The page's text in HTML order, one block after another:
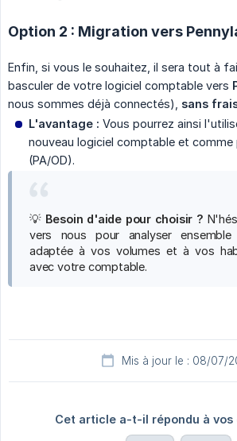
Option 2 : Migration vers
Enfin, si vous le souhaitez, il sera tout à
basculer de votre logiciel comptable vers
nous sommes déjà connectés), sans
L'avantage : Vous pourrez ainsi
nouveau logiciel comptable et
(PA/OD).
💡 Besoin d'aide pour choisir ?
vers nous pour analyser
adaptée à vos volumes et à vos
avec votre comptable.
Mis à jour le : 08/07/
Cet article a-t-il répondu à vos